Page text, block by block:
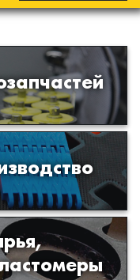
деталей
подвески
автомобиля
пластиков
либо
заказчика
полиуретана